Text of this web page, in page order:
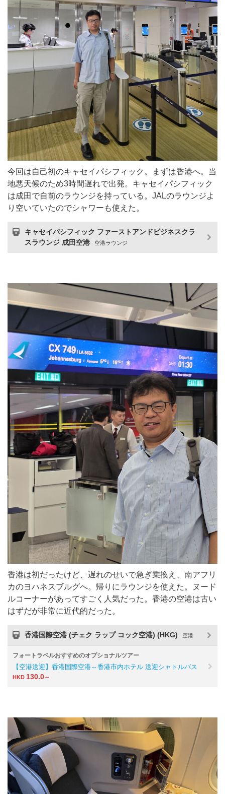
今回は自己初のキャセイパシフィック。まずは香港へ。当
地悪天候のため3時間遅れで出発。キャセイパシフィック
は成田で自前のラウンジを持っている。JALのラウンジよ
り空いていたのでシャワーも使えた。
キャセイパシフィック ファーストアンドビジネスクラ
スラウンジ 成田空港
空港ラウンジ
香港は初だったけど、遅れのせいで急ぎ乗換え、南アフリ
カのヨハネスブルグへ。帰りにラウンジを使えた。ヌード
ルコーナーがあってすごく人気だった。香港の空港は古い
はずだが非常に近代的だった。
香港国際空港 (チェク ラップ コック空港) (HKG) 空港
フォートラベルおすすめのオプショナルツアー
【空港送迎】香港国際空港⇔香港市内ホテル 送迎シャトルバス
HKD 130.0～